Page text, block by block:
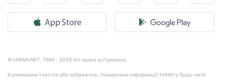
© UNIAN.NET, 1998 - 2026 Усі права дотримано.
Копіювання текстів або зображень, поширення інформації УНІАН у будь-якій